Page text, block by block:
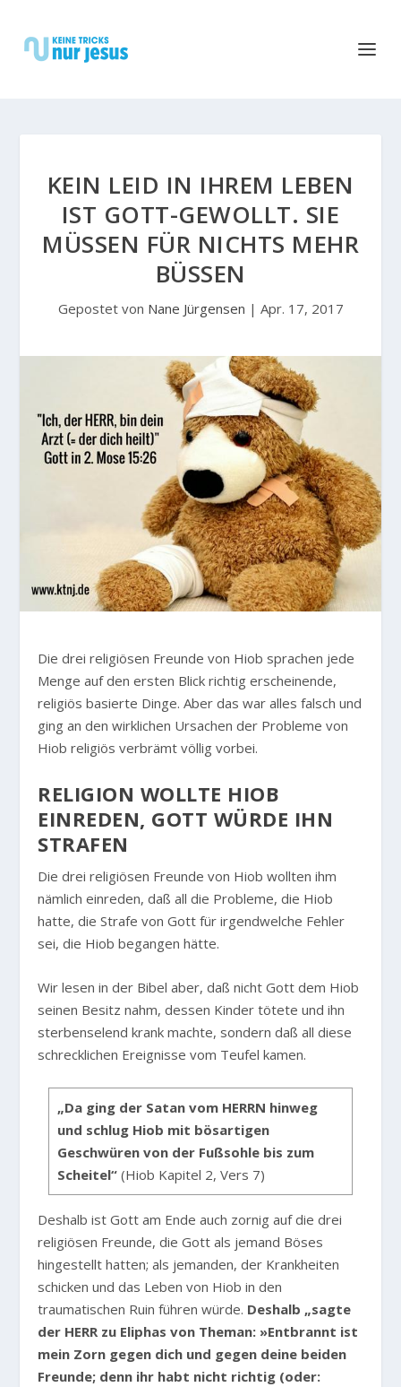
KEIN LEID IN IHREM LEBEN
IST GOTT-GEWOLLT. SIE
MÜSSEN FÜR NICHTS MEHR
BÜSSEN
Gepostet von Nane Jürgensen | Apr. 17, 2017
Die drei religiösen Freunde von Hiob sprachen jede
Menge auf den ersten Blick richtig erscheinende,
religiös basierte Dinge. Aber das war alles falsch und
ging an den wirklichen Ursachen der Probleme von
Hiob religiös verbrämt völlig vorbei.
RELIGION WOLLTE HIOB
EINREDEN, GOTT WÜRDE IHN
STRAFEN
Die drei religiösen Freunde von Hiob wollten ihm
nämlich einreden, daß all die Probleme, die Hiob
hatte, die Strafe von Gott für irgendwelche Fehler
sei, die Hiob begangen hätte.
Wir lesen in der Bibel aber, daß nicht Gott dem Hiob
seinen Besitz nahm, dessen Kinder tötete und ihn
sterbenselend krank machte, sondern daß all diese
schrecklichen Ereignisse vom Teufel kamen.
„Da ging der Satan vom HERRN hinweg
und schlug Hiob mit bösartigen
Geschwüren von der Fußsohle bis zum
Scheitel“(Hiob Kapitel 2, Vers 7)
Deshalb ist Gott am Ende auch zornig auf die drei
religiösen Freunde, die Gott als jemand Böses
hingestellt hatten; als jemanden, der Krankheiten
schicken und das Leben von Hiob in den
traumatischen Ruin führen würde. Deshalb „sagte
der HERR zu Eliphas von Theman: »Entbrannt ist
mein Zorn gegen dich und gegen deine beiden
Freunde; denn ihr habt nicht richtig (oder: